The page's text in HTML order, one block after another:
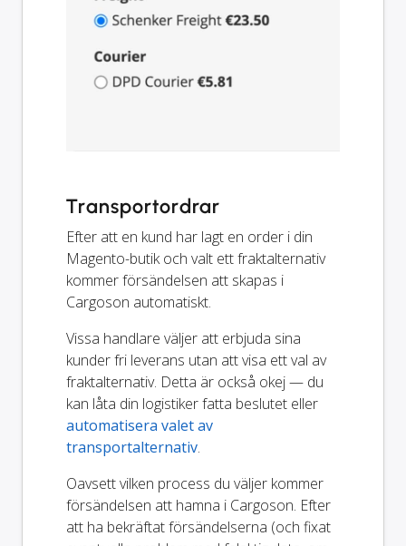
Transportordrar
Efter att en kund har lagt en order i din
Magento-butik och valt ett fraktalternativ
kommer försändelsen att skapas i
Cargoson automatiskt.
Vissa handlare väljer att erbjuda sina
kunder fri leverans utan att visa ett val av
fraktalternativ. Detta är också okej — du
kan låta din logistiker fatta beslutet eller
automatisera valet av
transportalternativ.
Oavsett vilken process du väljer kommer
försändelsen att hamna i Cargoson. Efter
att ha bekräftat försändelserna (och fixat